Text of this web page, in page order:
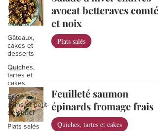
Biscuits,
cookies et
muffins
Gâteaux,
cakes et
desserts
Quiches,
tartes et
cakes
Brioches,
pains et petit-
déjeuner
Plats salés
avocat betteraves comté
et noix
Plats salés
Feuilleté saumon
épinards fromage frais
Quiches, tartes et cakes